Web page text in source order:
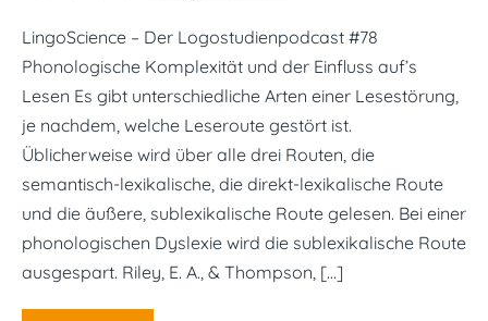
LingoScience – Der Logostudienpodcast #78
Phonologische Komplexität und der Einfluss auf’s
Lesen Es gibt unterschiedliche Arten einer Lesestörung,
je nachdem, welche Leseroute gestört ist.
Üblicherweise wird über alle drei Routen, die
semantisch-lexikalische, die direkt-lexikalische Route
und die äußere, sublexikalische Route gelesen. Bei einer
phonologischen Dyslexie wird die sublexikalische Route
ausgespart. Riley, E. A., & Thompson, […]